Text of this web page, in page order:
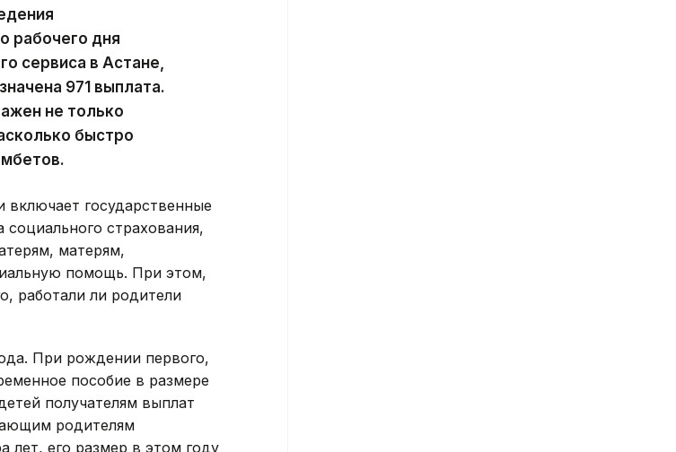
рабочего дня
сервиса в Астане,
971 выплата.
не только
быстро
государственные
страхования,
матерям,
помощь. При этом,
работали ли родители
При рождении первого,
пособие в размере
получателям выплат
родителям
лет, его размер в этом году